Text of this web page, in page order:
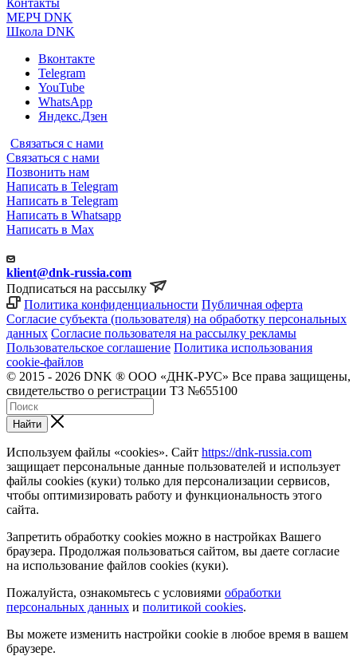
МЕРЧ DNK
Школа DNK
Вконтакте
Telegram
YouTube
WhatsApp
Яндекс.Дзен
Связаться с нами
Связаться с нами
Позвонить нам
Написать в Telegram
Написать в Telegram
Написать в Whatsapp
Написать в Max
klient@dnk-russia.com
Подписаться на рассылку
Политика конфиденциальности Публичная оферта
Согласие субъекта (пользователя) на обработку персональных
данных Согласие пользователя на рассылку рекламы
Пользовательское соглашение Политика использования
cookie-файлов
© 2015 - 2026 DNK ® ООО «ДНК-РУС» Все права защищены,
свидетельство о регистрации ТЗ №655100
Найти
Используем файлы «cookies». Сайт https://dnk-russia.com
защищает персональные данные пользователей и использует
файлы cookies (куки) только для персонализации сервисов,
чтобы оптимизировать работу и функциональность этого
сайта.
Запретить обработку cookies можно в настройках Вашего
браузера. Продолжая пользоваться сайтом, вы даете согласие
на использование файлов cookies (куки).
Пожалуйста, ознакомьтесь с условиями обработки
персональных данных и политикой cookies.
Вы можете изменить настройки cookie в любое время в вашем
браузере.